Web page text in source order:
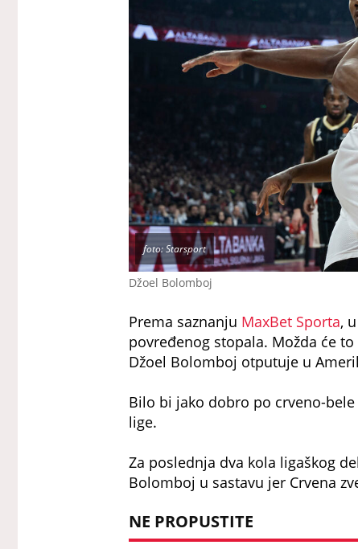
Džoel Bolomboj
foto: Starsport
Prema saznanju MaxBet Sporta,
povređenog stopala. Možda će
Džoel Bolomboj otputuje u
Bilo bi jako dobro po crveno-
lige.
Za poslednja dva kola ligaškog
Bolomboj u sastavu jer Crvena
NE PROPUSTITE